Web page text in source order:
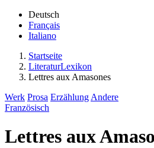
Deutsch
Français
Italiano
Startseite
LiteraturLexikon
Lettres aux Amasones
Werk Prosa Erzählung Andere
Französisch
Lettres aux